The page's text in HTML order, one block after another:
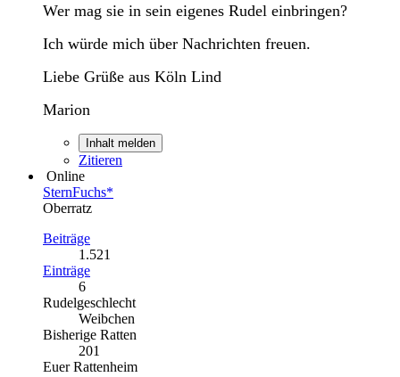
Wer mag sie in sein eigenes Rudel einbringen?
Ich würde mich über Nachrichten freuen.
Liebe Grüße aus Köln Lind
Marion
Inhalt melden
Zitieren
Online
SternFuchs*
Oberratz
Beiträge
1.521
Einträge
6
Rudelgeschlecht
Weibchen
Bisherige Ratten
201
Euer Rattenheim